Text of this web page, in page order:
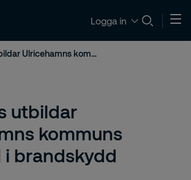
Logga in
Securitas utbildar Ulricehamns kommuns personal i brandskydd
utbildar
kommuns
i brandskydd